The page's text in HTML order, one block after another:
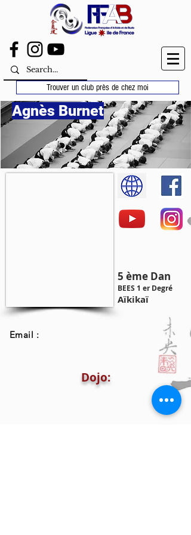
Trouver un club près de chez moi
Agnès Burnet
5 ème Dan
BEES 1 er Degré
Aïkikaï
Email :
Dojo: